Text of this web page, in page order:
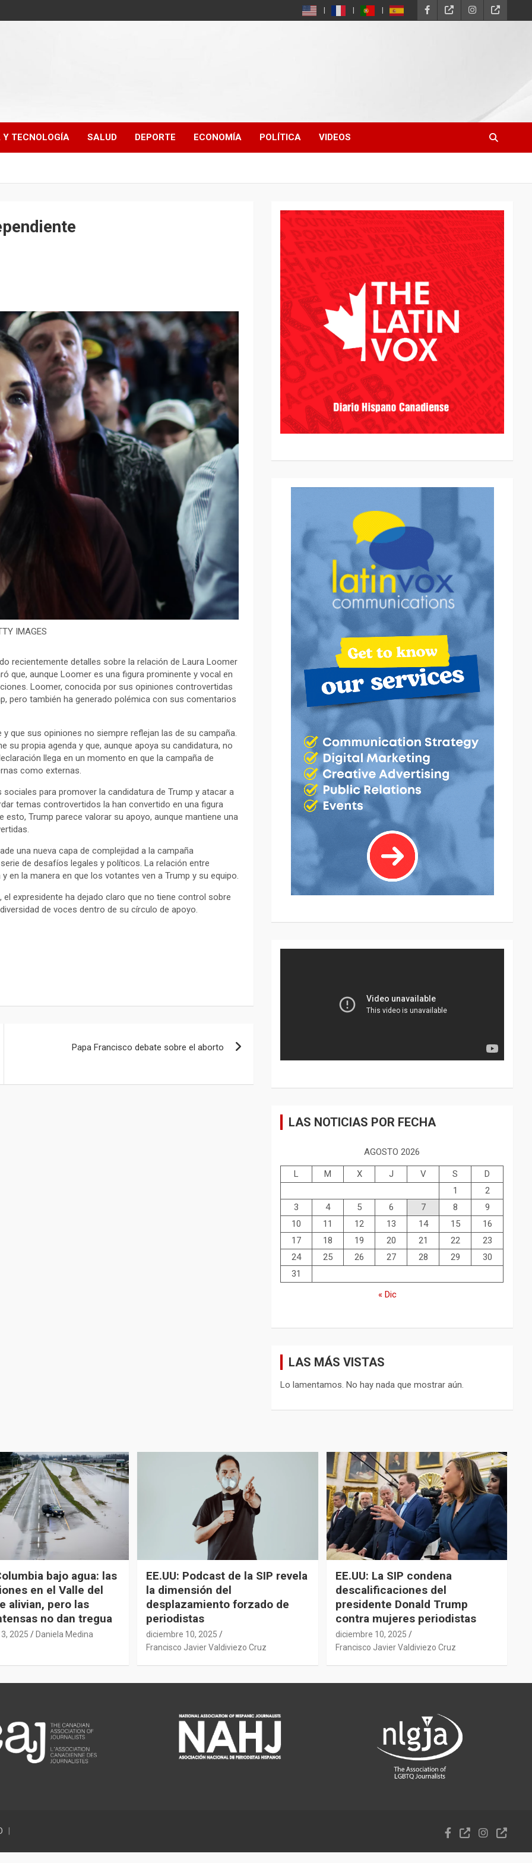
Y TECNOLOGÍA SALUD DEPORTE ECONOMÍA POLÍTICA VIDEOS
IMAGES
recientemente detalles sobre la relación de Laura Loomer
que, aunque Loomer es una figura prominente y vocal en
Loomer, conocida por sus opiniones controvertidas
pero también ha generado polémica con sus comentarios
que sus opiniones no siempre reflejan las de su campaña.
su propia agenda y que, aunque apoya su candidatura, no
llega en un momento en que la campaña de
como externas.
para promover la candidatura de Trump y atacar a
temas controvertidos la han convertido en una figura
Trump parece valorar su apoyo, aunque mantiene una
una nueva capa de complejidad a la campaña
de desafíos legales y políticos. La relación entre
en la manera en que los votantes ven a Trump y su equipo.
expresidente ha dejado claro que no tiene control sobre
de voces dentro de su círculo de apoyo.
Papa Francisco debate sobre el aborto
LAS NOTICIAS POR FECHA
AGOSTO 2026
L M X J V S
D
1
2
3
4 5 6 7 8
9
10
11 12 13 14 15
16
17
18 19 20 21 22
23
24
25 26 27 28 29
30
31
« Dic
LAS MÁS VISTAS
Lo lamentamos. No hay nada que mostrar aún.
bajo agua: las
en el Valle del
alivian, pero las
no dan tregua
2025 Daniela Medina
EE.UU: Podcast de la SIP revela
la dimensión del
desplazamiento forzado de
periodistas
diciembre 10, 2025
Francisco Javier Valdiviezo Cruz
EE.UU: La SIP condena
descalificaciones del
presidente Donald Trump
contra mujeres periodistas
diciembre 10, 2025
Francisco Javier Valdiviezo Cruz